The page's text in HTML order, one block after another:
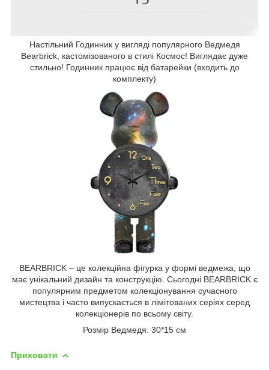
Настільний Годинник у вигляді популярного Ведмедя
Bearbrick, кастомізованого в стилі Космос! Виглядає дуже
стильно! Годинник працює від батарейки (входить до
комплекту)
BEARBRICK – це колекційна фігурка у формі ведмежа, що
має унікальний дизайн та конструкцію. Сьогодні BEARBRICK є
популярним предметом колекціонування сучасного
мистецтва і часто випускається в лімітованих серіях серед
колекціонерів по всьому світу.
Розмір Ведмедя: 30*15 см
Приховати